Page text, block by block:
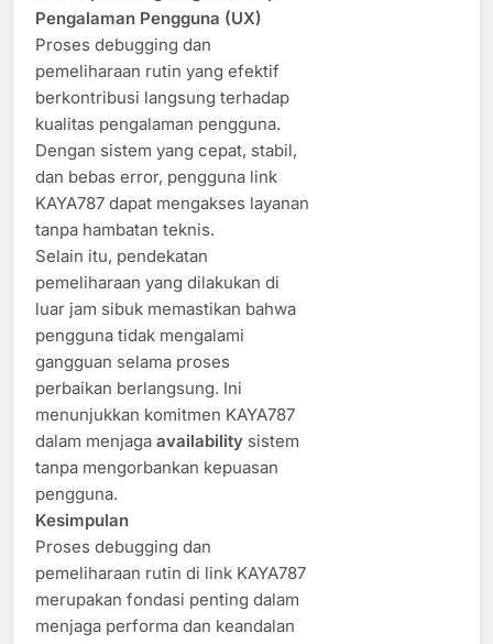
Pengalaman Pengguna (UX)
Proses debugging dan
pemeliharaan rutin yang efektif
berkontribusi langsung terhadap
kualitas pengalaman pengguna.
Dengan sistem yang cepat, stabil,
dan bebas error, pengguna link
KAYA787 dapat mengakses layanan
tanpa hambatan teknis.
Selain itu, pendekatan
pemeliharaan yang dilakukan di
luar jam sibuk memastikan bahwa
pengguna tidak mengalami
gangguan selama proses
perbaikan berlangsung. Ini
menunjukkan komitmen KAYA787
dalam menjaga availability sistem
tanpa mengorbankan kepuasan
pengguna.
Kesimpulan
Proses debugging dan
pemeliharaan rutin di link KAYA787
merupakan fondasi penting dalam
menjaga performa dan keandalan